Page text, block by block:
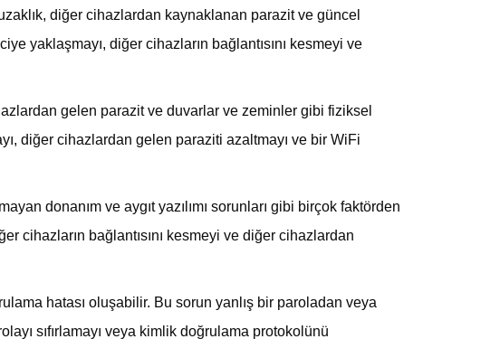
diğer cihazlardan kaynaklanan parazit ve güncel
yaklaşmayı, diğer cihazların bağlantısını kesmeyi ve
gelen parazit ve duvarlar ve zeminler gibi fiziksel
diğer cihazlardan gelen paraziti azaltmayı ve bir WiFi
donanım ve aygıt yazılımı sorunları gibi birçok faktörden
cihazların bağlantısını kesmeyi ve diğer cihazlardan
hatası oluşabilir. Bu sorun yanlış bir paroladan veya
sıfırlamayı veya kimlik doğrulama protokolünü